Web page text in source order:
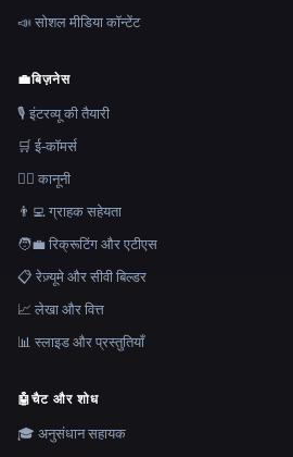
📣 सोशल मीडिया कॉन्टेंट
💼बिज़नेस
🎙️ इंटरव्यू की तैयारी
🛒 ई-कॉमर्स
👩‍⚖️ कानूनी
👨‍💻 ग्राहक सहेयता
🧑‍💼 रिक्रूटिंग और एटीएस
📋 रेज़्यूमे और सीवी बिल्डर
📈 लेखा और वित्त
📊 स्लाइड और प्रस्तुतियाँ
🤖चैट और शोध
🎓 अनुसंधान सहायक